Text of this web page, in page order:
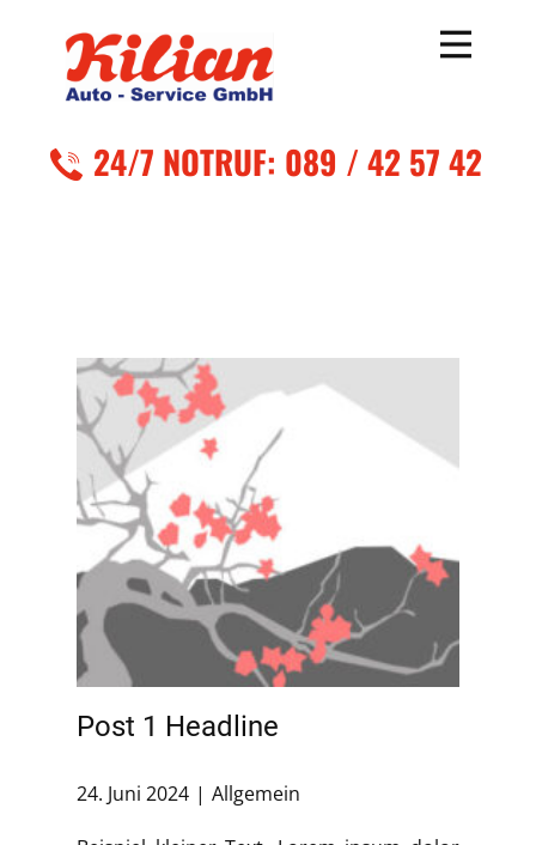
24/7 NOTRUF: 089 / 42 57 42
Post 1 Headline
24. Juni 2024 Allgemein